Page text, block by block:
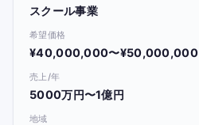
スクール事業
希望価格
¥40,000,000〜¥50,000,000
売上/年
5000万円〜1億円
地域